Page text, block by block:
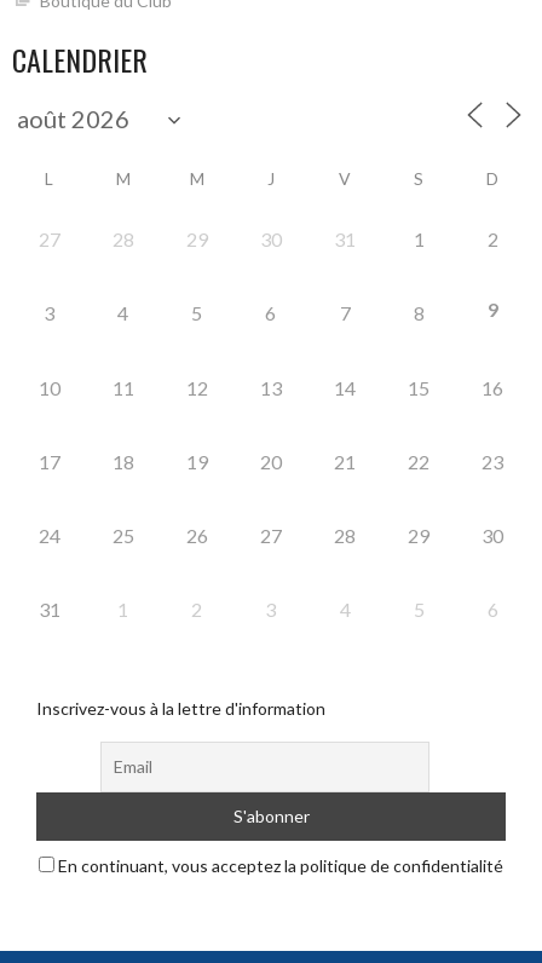
CALENDRIER
L M M J V S D
27 28 29 30 31 1 2
3 4 5 6 7 8 9
10 11 12 13 14 15 16
17 18 19 20 21 22 23
24 25 26 27 28 29 30
31 1 2 3 4 5 6
Inscrivez-vous à la lettre d'information
En continuant, vous acceptez la politique de confidentialité